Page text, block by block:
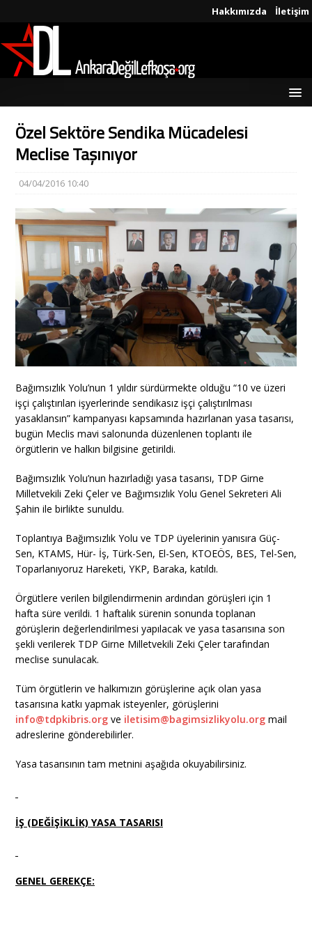
Hakkımızda İletişim
Özel Sektöre Sendika Mücadelesi
Meclise Taşınıyor
04/04/2016 10:40
Bağımsızlık Yolu’nun 1 yıldır sürdürmekte olduğu “10 ve üzeri
işçi çalıştırılan işyerlerinde sendikasız işçi çalıştırılması
yasaklansın” kampanyası kapsamında hazırlanan yasa tasarısı,
bugün Meclis mavi salonunda düzenlenen toplantı ile
örgütlerin ve halkın bilgisine getirildi.
Bağımsızlık Yolu’nun hazırladığı yasa tasarısı, TDP Girne
Milletvekili Zeki Çeler ve Bağımsızlık Yolu Genel Sekreteri Ali
Şahin ile birlikte sunuldu.
Toplantıya Bağımsızlık Yolu ve TDP üyelerinin yanısıra Güç-
Sen, KTAMS, Hür- İş, Türk-Sen, El-Sen, KTOEÖS, BES, Tel-Sen,
Toparlanıyoruz Hareketi, YKP, Baraka, katıldı.
Örgütlere verilen bilgilendirmenin ardından görüşleri için 1
hafta süre verildi. 1 haftalık sürenin sonunda toplanan
görüşlerin değerlendirilmesi yapılacak ve yasa tasarısına son
şekli verilerek TDP Girne Milletvekili Zeki Çeler tarafından
meclise sunulacak.
Tüm örgütlerin ve halkımızın görüşlerine açık olan yasa
tasarısına katkı yapmak isteyenler, görüşlerini
info@tdpkibris.org ve iletisim@bagimsizlikyolu.org mail
adreslerine gönderebilirler.
Yasa tasarısının tam metnini aşağıda okuyabilirsiniz.
İŞ (DEĞİŞİKLİK) YASA TASARISI
GENEL GEREKÇE: